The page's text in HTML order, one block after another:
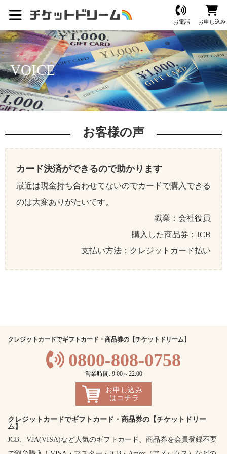
お申し込み
お電話
VOICE
お客様の声
カード決済ができるので助かります
最近は現金持ち合わせてないのでカードで購入できる
のは大変ありがたいです。
職業：会社役員
購入した商品券：JCB
支払い方法：クレジットカード払い
クレジットカードでギフトカード・商品券の【チケットドリーム】
0800-808-0758
営業時間: 9:00～22:00
お申し込み
はコチラ
クレジットカードでギフトカード・商品券の【チケットドリー
ム】
JCB、VJA(VISA)など人気のギフトカード、商品券を会員登録不要